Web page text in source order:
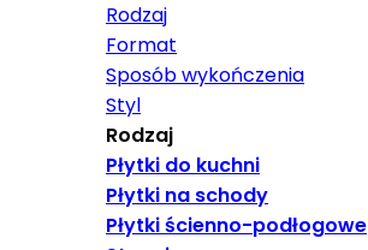
Rodzaj
Format
Sposób wykończenia
Styl
Rodzaj
Płytki do kuchni
Płytki na schody
Płytki ścienno-podłogowe